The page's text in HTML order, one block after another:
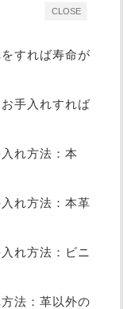
CLOSE
すれば寿命が
手入れすれば
れ方法：本
れ方法：本革
れ方法：ビニ
法：革以外の